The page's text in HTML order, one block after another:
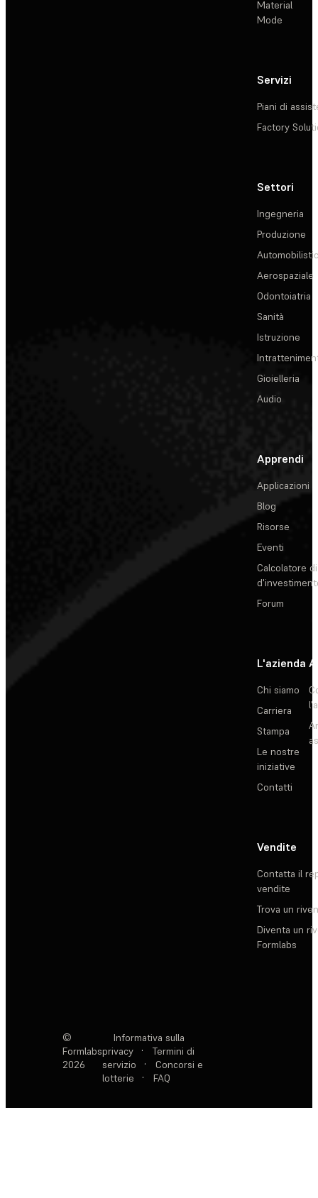
Material
Mode
Servizi
Piani di
Factory
Settori
Ingegneria
Produzione
Aerospaziale
Odontoiatria
Sanità
Istruzione
Gioielleria
Audio
Apprendi
Applicazioni
Blog
Risorse
Eventi
Calcolatore
Forum
L'azienda
Chi siamo
Carriera
Stampa
Le nostre
iniziative
Contatti
Vendite
Contatta il
vendite
Trova un
Diventa un
Formlabs
©
Formlabs
2026
Informativa sulla
privacy
·
Termini di
servizio
·
Concorsi e
lotterie
· FAQ